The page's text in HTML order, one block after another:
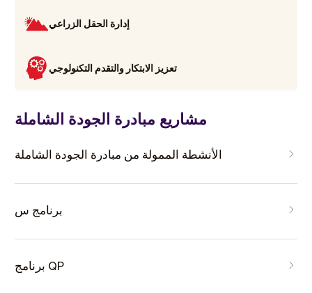
إدارة الحقل الزراعي
تعزيز الابتكار والتقدم التكنولوجي
مشاريع مبادرة الجودة الشاملة
الأنشطة الممولة من مبادرة الجودة الشاملة
برنامج س
برنامج QP